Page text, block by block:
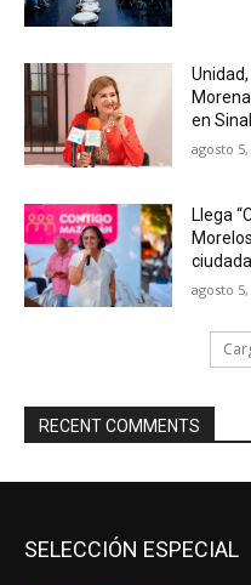
en
agosto 5,
Llega
agosto 5,
RECENT COMMENTS
SELECCIÓN ESPECIAL